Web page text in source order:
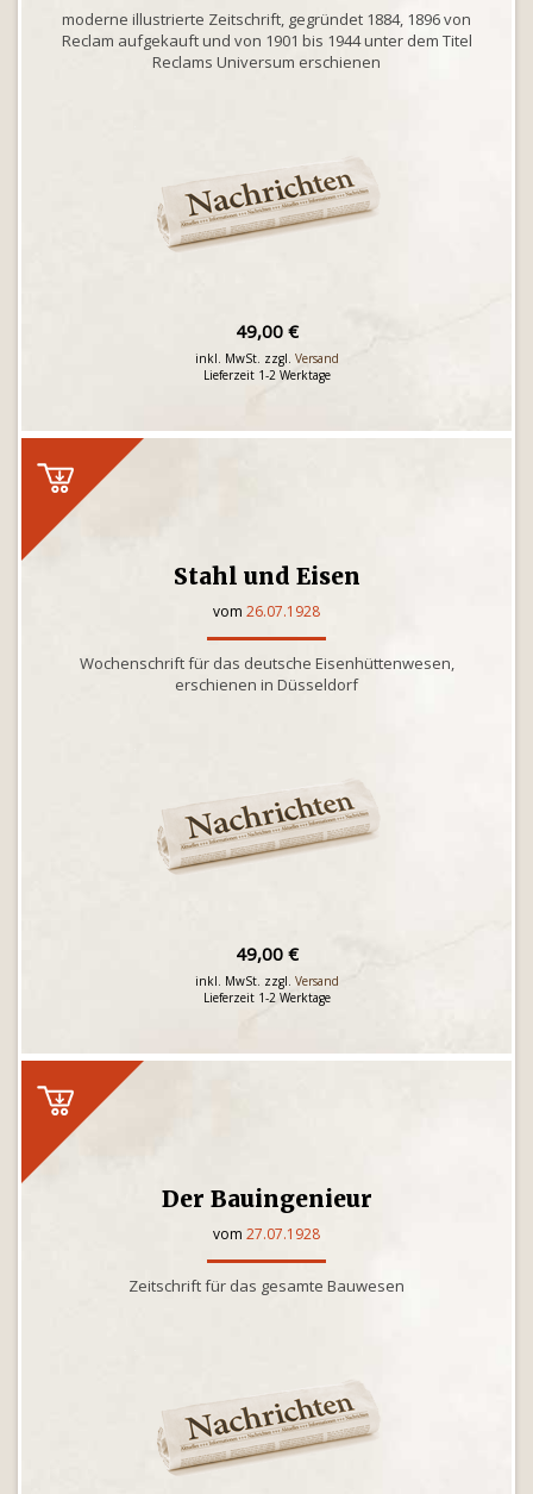
moderne illustrierte Zeitschrift, gegründet 1884, 1896 von
Reclam aufgekauft und von 1901 bis 1944 unter dem Titel
Reclams Universum erschienen
49,00 €
inkl. MwSt. zzgl. Versand
Lieferzeit 1-2 Werktage
Stahl und Eisen
vom 26.07.1928
Wochenschrift für das deutsche Eisenhüttenwesen,
erschienen in Düsseldorf
49,00 €
inkl. MwSt. zzgl. Versand
Lieferzeit 1-2 Werktage
Der Bauingenieur
vom 27.07.1928
Zeitschrift für das gesamte Bauwesen